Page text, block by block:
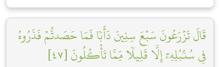
قَالَ تَزۡرَعُونَ سَبۡعَ سِنِينَ دَأَبٗا فَمَا حَصَدتُّمۡ فَذَرُوهُ
فِي سُنۢبُلِهِۦٓ إِلَّا قَلِيلٗا مِّمَّا تَأۡكُلُونَ [٤٧]